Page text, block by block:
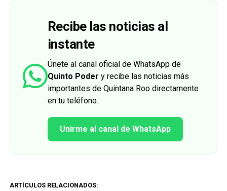
Recibe las noticias al
instante
Únete al canal oficial de WhatsApp de
Quinto Poder y recibe las noticias más
importantes de Quintana Roo directamente
en tu teléfono.
Unirme al canal de WhatsApp
ARTÍCULOS RELACIONADOS: